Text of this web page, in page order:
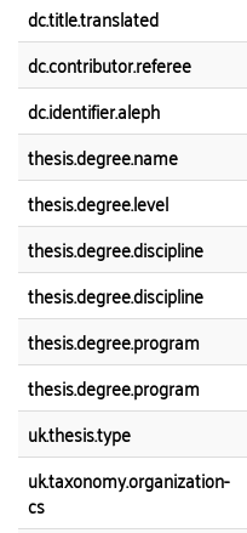
dc.title.translated
dc.contributor.referee
dc.identifier.aleph
thesis.degree.name
thesis.degree.level
thesis.degree.discipline
thesis.degree.discipline
thesis.degree.program
thesis.degree.program
uk.thesis.type
uk.taxonomy.organization-
cs